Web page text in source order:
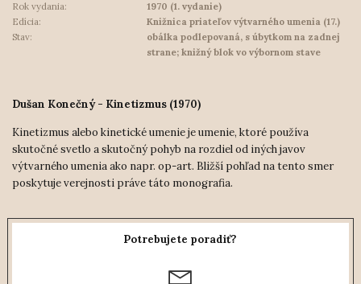
Rok vydania:
1970 (1. vydanie)
Edícia:
Knižnica priateľov výtvarného umenia (17.)
Stav:
obálka podlepovaná, s úbytkom na zadnej
strane; knižný blok vo výbornom stave
Dušan Konečný - Kinetizmus (1970)
Kinetizmus alebo kinetické umenie je umenie, ktoré používa
skutočné svetlo a skutočný pohyb na rozdiel od iných javov
výtvarného umenia ako napr. op-art. Bližší pohľad na tento smer
poskytuje verejnosti práve táto monografia.
Potrebujete poradiť?